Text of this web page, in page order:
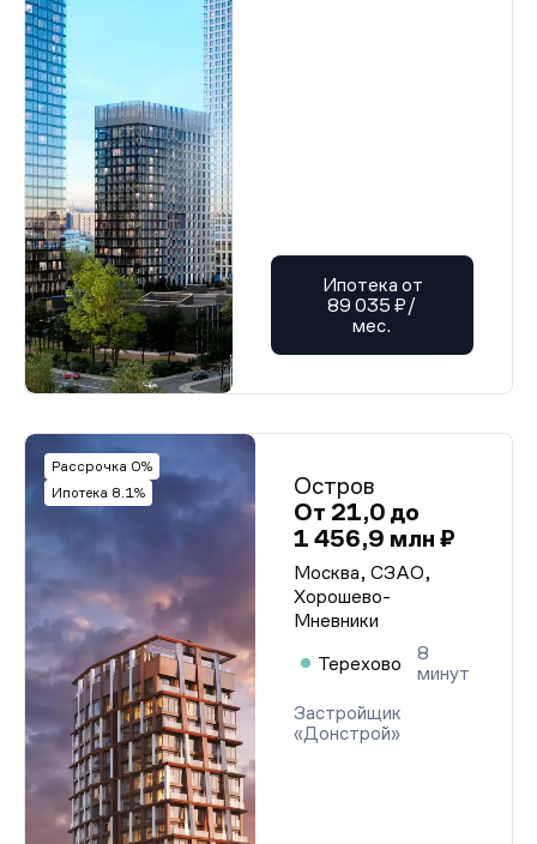
Ипотека от
89 035 ₽/
мес.
Рассрочка 0%
Ипотека 8.1%
Остров
От 21,0 до
1 456,9 млн ₽
Москва, СЗАО,
Хорошево-
Мневники
Терехово
8
минут
Застройщик
«Донстрой»